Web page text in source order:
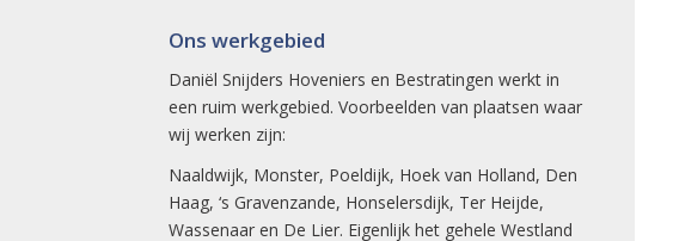
Ons werkgebied
Daniël Snijders Hoveniers en Bestratingen werkt in
een ruim werkgebied. Voorbeelden van plaatsen waar
wij werken zijn:
Naaldwijk, Monster, Poeldijk, Hoek van Holland, Den
Haag,‘s Gravenzande, Honselersdijk, Ter Heijde,
Wassenaar en De Lier. Eigenlijk het geheleWestland